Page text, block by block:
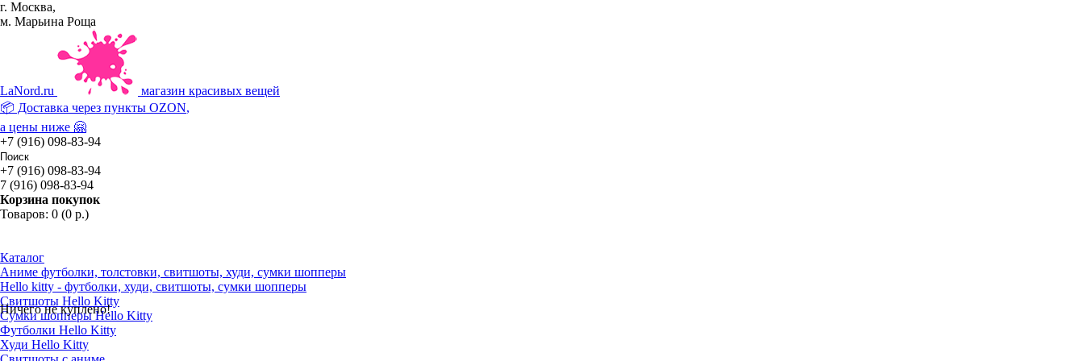
г. Москва,
м. Марьина Роща
LaNord.ru
магазин красивых вещей
📦 Доставка через пункты OZON,
а цены ниже 🤗
+7 (916) 098-83-94
+7 (916) 098-83-94
7 (916) 098-83-94
Корзина покупок
Товаров: 0 (0 р.)
Ничего не куплено!
Каталог
Аниме футболки, толстовки, свитшоты, худи, сумки шопперы
Hello kitty - футболки, худи, свитшоты, сумки шопперы
Свитшоты Hello Kitty
Сумки шопперы Hello Kitty
Футболки Hello Kitty
Худи Hello Kitty